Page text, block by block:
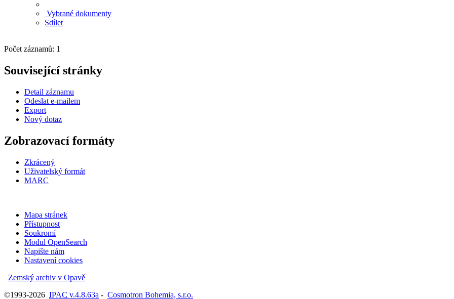
Vybrané dokumenty
Sdílet
Počet záznamů: 1
Související stránky
Detail záznamu
Odeslat e-mailem
Export
Nový dotaz
Zobrazovací formáty
Zkrácený
Uživatelský formát
MARC
Mapa stránek
Přístupnost
Soukromí
Modul OpenSearch
Napište nám
Nastavení cookies
Zemský archiv v Opavě
©1993-2026 IPAC v.4.8.63a - Cosmotron Bohemia, s.r.o.